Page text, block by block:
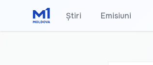
Știri Emisiuni